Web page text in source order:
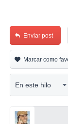
Enviar post
Marcar como